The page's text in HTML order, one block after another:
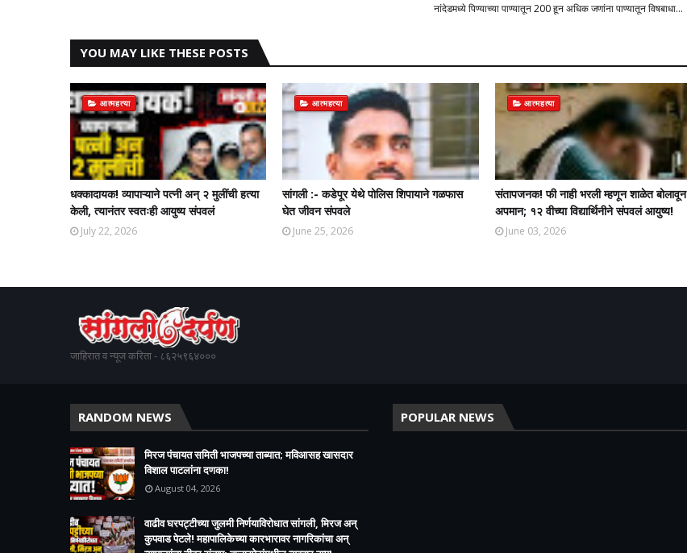
नांदेडमध्ये पिण्याच्या पाण्यातून 200 हून अधिक जणांना पाण्यातून विषबाधा...
YOU MAY LIKE THESE POSTS
आत्महत्या
धक्कादायक! व्यापाऱ्याने पत्नी अन् २ मुलींची हत्या
केली, त्यानंतर स्वतःही आयुष्य संपवलं
July 22, 2026
आत्महत्या
सांगली :- कडेपूर येथे पोलिस शिपायाने गळफास
घेत जीवन संपवले
June 25, 2026
आत्महत्या
संतापजनक! फी नाही भरली म्हणून शाळेत बोलावून
अपमान; १२ वीच्या विद्यार्थिनीने संपवलं आयुष्य!
June 03, 2026
जाहिरात व न्यूज करिता - ८६२५९६४०००
RANDOM NEWS
मिरज पंचायत समिती भाजपच्या ताब्यात; मविआसह खासदार
विशाल पाटलांना दणका!
August 04, 2026
वाढीव घरपट्टीच्या जुलमी निर्णयाविरोधात सांगली, मिरज अन्
कुपवाड पेटले! महापालिकेच्या कारभारावर नागरिकांचा अन्
POPULAR NEWS